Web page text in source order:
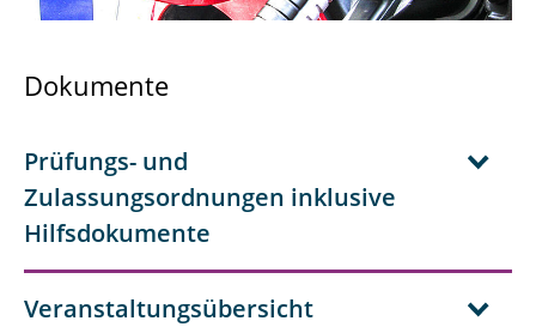
Master ET
Bachelor WIING-ET
Wirtschaftsingenieurwesen Elektrotechnik |
Master WIING-ET
Informations-Systemtechnik | Bachelor IST
Dokumente
Prüfungs- und
Zulassungsordnungen inklusive
Hilfsdokumente
Veranstaltungsübersicht